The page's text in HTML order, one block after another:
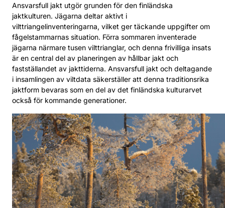
Ansvarsfull jakt utgör grunden för den finländska
jaktkulturen. Jägarna deltar aktivt i
vilttriangelinventeringarna, vilket ger täckande uppgifter om
fågelstammarnas situation. Förra sommaren inventerade
jägarna närmare tusen vilttrianglar, och denna frivilliga insats
är en central del av planeringen av hållbar jakt och
fastställandet av jakttiderna. Ansvarsfull jakt och deltagande
i insamlingen av viltdata säkerställer att denna traditionsrika
jaktform bevaras som en del av det finländska kulturarvet
också för kommande generationer.